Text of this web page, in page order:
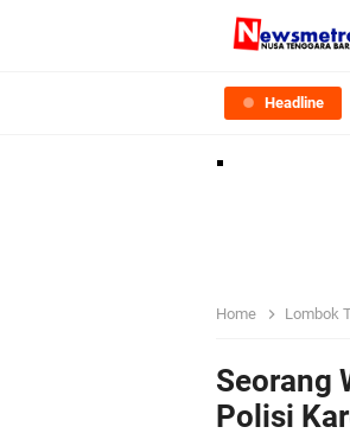
Headline
Home Lombok
Seorang
Polisi